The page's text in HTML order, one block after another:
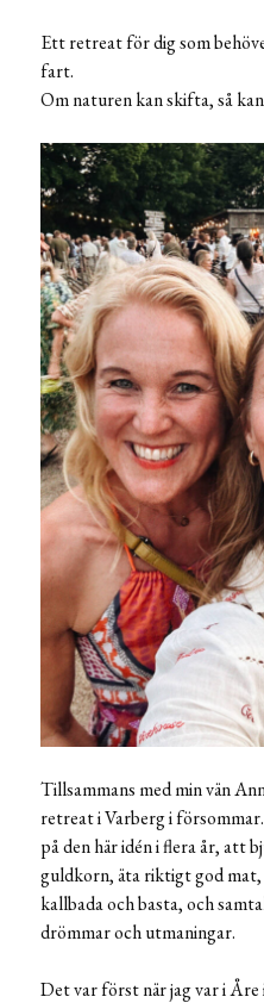
Ett retreat för dig som
fart.
Om naturen kan skifta, så
Tillsammans med min vän
retreat i Varberg i
på den här idén i flera år, att
guldkorn, äta riktigt god
kallbada och basta, och
drömmar och utmaningar.
Det var först när jag var i Åre